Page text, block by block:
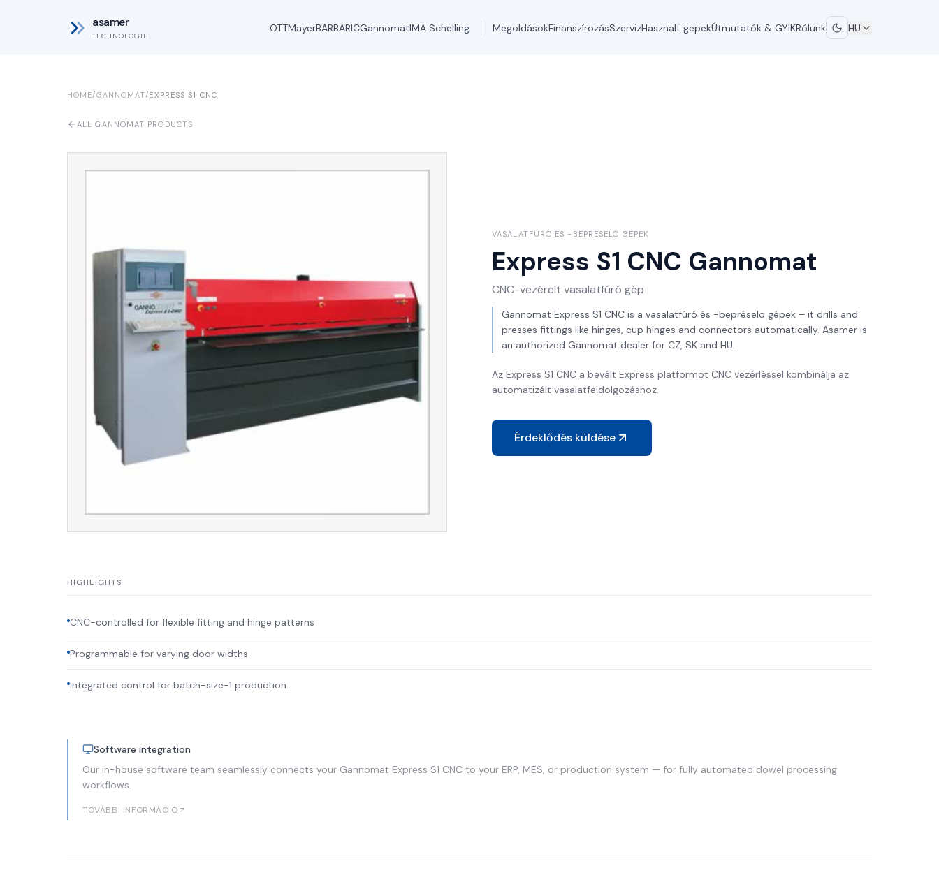
asamer
TECHNOLOGIE
OTTMayerBARBARICGannomatIMA Schelling MegoldásokFinanszírozásSzervizHasznalt gepekÚtmutatók & GYIKRólunk HU
HOME/GANNOMAT/EXPRESS S1 CNC
ALL GANNOMAT PRODUCTS
VASALATFÚRÓ ÉS -BEPRÉSELO GÉPEK
Express S1 CNC Gannomat
CNC-vezérelt vasalatfúró gép
Gannomat Express S1 CNC is a vasalatfúró és -bepréselo gépek – it drills and
presses fittings like hinges, cup hinges and connectors automatically. Asamer is
an authorized Gannomat dealer for CZ, SK and HU.
Az Express S1 CNC a bevált Express platformot CNC vezérléssel kombinálja az
automatizált vasalatfeldolgozáshoz.
Érdeklődés küldése
HIGHLIGHTS
CNC-controlled for flexible fitting and hinge patterns
Programmable for varying door widths
Integrated control for batch-size-1 production
Software integration
Our in-house software team seamlessly connects your Gannomat Express S1 CNC to your ERP, MES, or production system — for fully automated dowel processing
workflows.
TOVÁBBI INFORMÁCIÓ